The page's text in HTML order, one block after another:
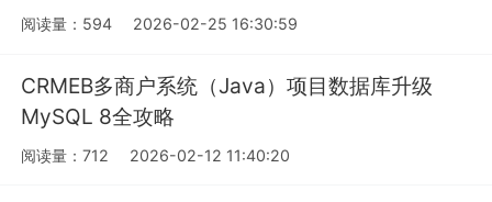
阅读量：594 2026-02-25 16:30:59
CRMEB多商户系统（Java）项目数据库升级
MySQL 8全攻略
阅读量：712 2026-02-12 11:40:20